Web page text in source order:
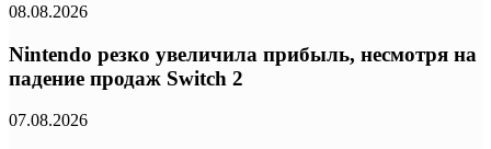
08.08.2026
Nintendo резко увеличила прибыль, несмотря на
падение продаж Switch 2
07.08.2026